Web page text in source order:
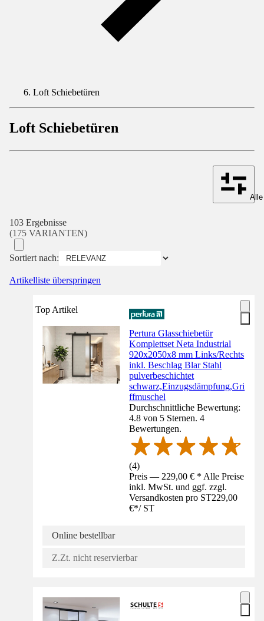
Loft Schiebetüren
Loft Schiebetüren
103 Ergebnisse
(175 VARIANTEN)
Sortiert nach:
Artikelliste überspringen
Top Artikel
Pertura Glasschiebetür
Komplettset Neta Industrial
920x2050x8 mm Links/Rechts
inkl. Beschlag Blar Stahl
pulverbeschichtet
schwarz,Einzugsdämpfung,Gri
ffmuschel
Durchschnittliche Bewertung:
4.8 von 5 Sternen. 4
Bewertungen.
(4)
Preis — 229,00 € * Alle Preise
inkl. MwSt. und ggf. zzgl.
Versandkosten pro ST229,00
€*/ ST
Online bestellbar
Z.Zt. nicht reservierbar